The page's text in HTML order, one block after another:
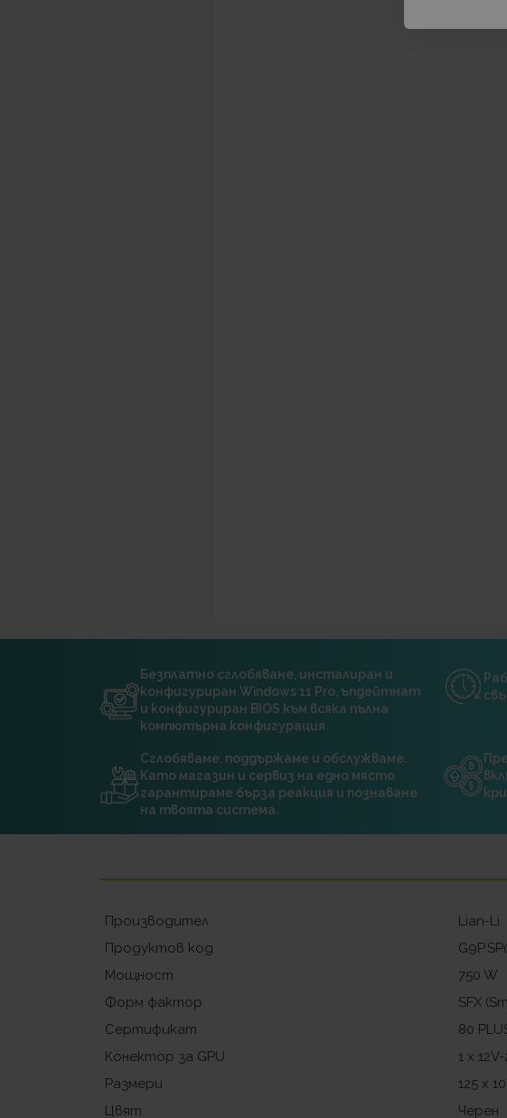
Безплатно сглобяване, инсталиран и
конфигуриран Windows 11 Pro, ъпдейтнат
и конфигуриран BIOS към всяка пълна
компютърна конфигурация.
Сглобяваме, поддържаме и обслужваме.
Като магазин и сервиз на едно място
гарантираме бърза реакция и познаване
на твоята система.
Производител
Lian-Li
Продуктов код
Мощност
750 W
Форм фактор
SFX
Сертификат
80
Конектор за GPU
1 x
Размери
125 x
Цвят
Черен